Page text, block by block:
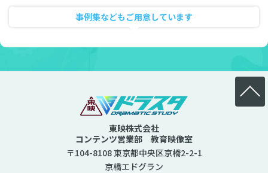
事例集などもご用意しています
東映株式会社
コンテンツ営業部 教育映像室
〒104-8108 東京都中央区京橋2-2-1
京橋エドグラン